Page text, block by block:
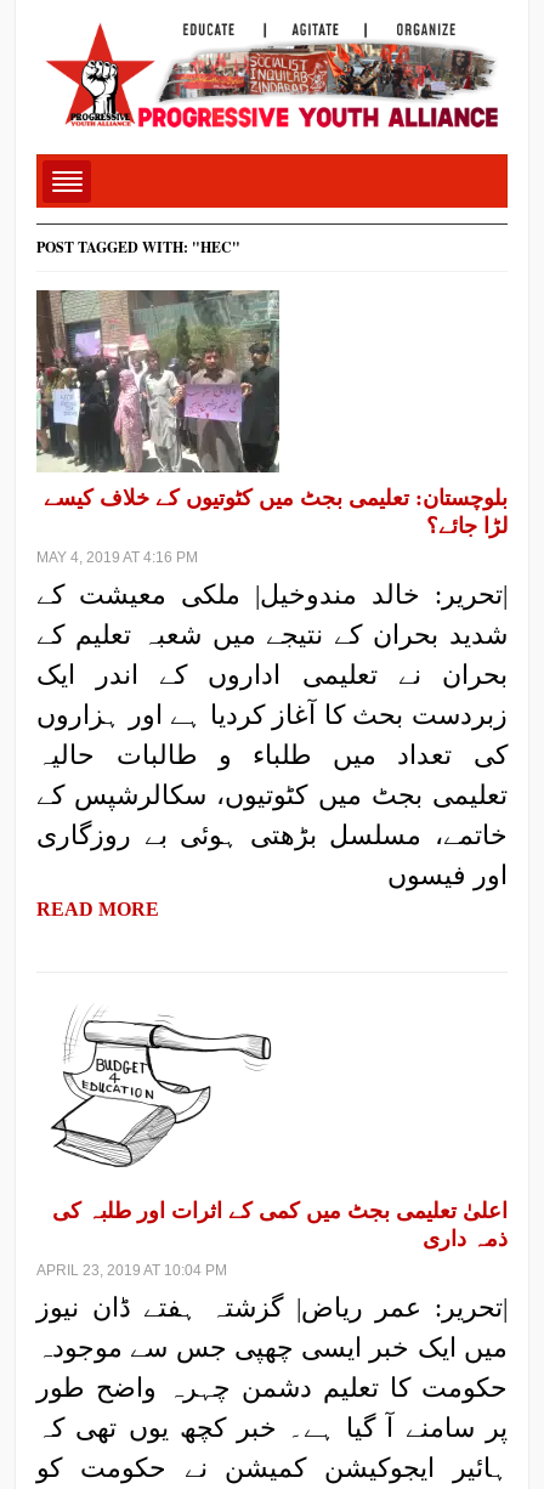
POST TAGGED WITH: "HEC"
بلوچستان: تعلیمی بجٹ میں کٹوتیوں کے خلاف کیسے
لڑا جائے؟
MAY 4, 2019 AT 4:16 PM
|تحریر: خالد مندوخیل| ملکی معیشت کے
شدید بحران کے نتیجے میں شعبہ تعلیم کے
بحران نے تعلیمی اداروں کے اندر ایک
زبردست بحث کا آغاز کردیا ہے اور ہزاروں
کی تعداد میں طلباء و طالبات حالیہ
تعلیمی بجٹ میں کٹوتیوں، سکالرشپس کے
خاتمے، مسلسل بڑھتی ہوئی بے روزگاری
اور فیسوں
READ MORE
اعلیٰ تعلیمی بجٹ میں کمی کے اثرات اور طلبہ کی
ذمہ داری
APRIL 23, 2019 AT 10:04 PM
|تحریر: عمر ریاض| گزشتہ ہفتے ڈان نیوز
میں ایک خبر ایسی چھپی جس سے موجودہ
حکومت کا تعلیم دشمن چہرہ واضح طور
پر سامنے آ گیا ہے۔ خبر کچھ یوں تھی کہ
ہائیر ایجوکیشن کمیشن نے حکومت کو